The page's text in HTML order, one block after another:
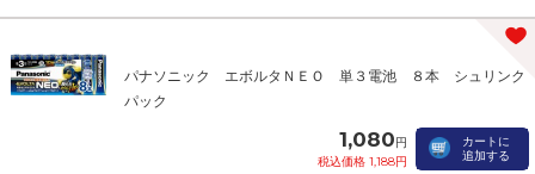
パナソニック エボルタＮＥＯ 単３電池 ８本 シュリンク
パック
1,080円
税込価格 1,188円
カートに
追加する